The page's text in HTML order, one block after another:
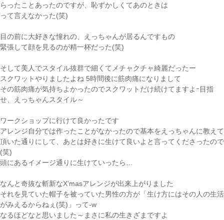
らったことあったのですが、恥ずかしくてあのときは
って言えなかった(笑)
目の前に大好きな憧れの、えっちゃんが居るんですもの
緊張して顔を見るのが精一杯だった(笑)
そして美人でスタイル抜群で細くてメチャクチャ綺麗だったー
スクワットやりましたよね 5時間後に筋肉痛になりまして
その筋肉痛が気持ちよかったのでスクワットだけ続けてますよｰ目指
せ、えっちゃんスタイル～
ワークショップに行けて良かったです
アレンジ自分では作ったことがなかったので基本をえっちゃんに教えて
頂いた通りにして、あとは好きに生けて良いよと言ってくださったので
(笑)
頭にあるイメージ通りに生けていったら…
なんと奇抜な斬新なX’masアレンジが出来上がりました
それを見ていた帽子を被っていた男性の方が「生け方にはその人の生活
がみえるからねぇ(笑)」って-w
なるほどなと思いました～まさに私の生きざまですよ